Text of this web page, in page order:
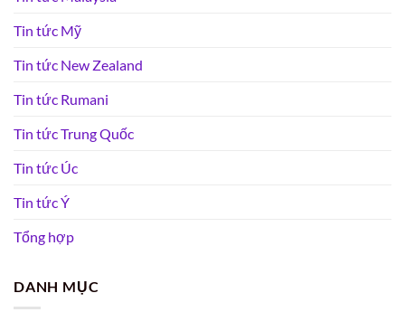
Tin tức Mỹ
Tin tức New Zealand
Tin tức Rumani
Tin tức Trung Quốc
Tin tức Úc
Tin tức Ý
Tổng hợp
DANH MỤC